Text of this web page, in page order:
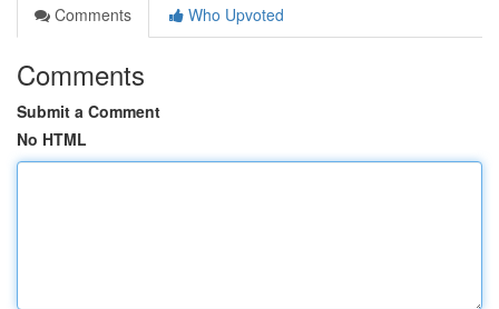
Comments
Who Upvoted
Comments
Submit a Comment
No HTML